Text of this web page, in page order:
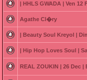
| HHLS GWADA | Ven 12
Agathe Cl�ry
| Beauty Soul Kreyol |
| Hip Hop Loves Soul |
REAL ZOUKIN | 26 Dec |